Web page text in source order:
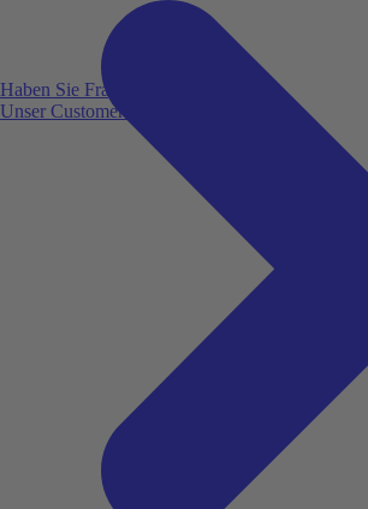
Haben Sie Fragen?
Unser Customer Service ist für Sie da!